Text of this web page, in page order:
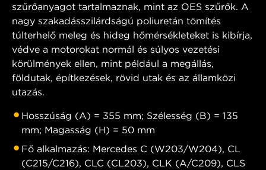
szűrőanyagot tartalmaznak, mint az OES szűrők. A
nagy szakadásszilárdságú poliuretán tömítés
túlterhelő meleg és hideg hőmérsékleteket is kibírja,
védve a motorokat normál és súlyos vezetési
körülmények ellen, mint például a megállás,
földutak, építkezések, rövid utak és az államközi
utazás.
Hosszúság (A) = 355 mm; Szélesség (B) = 135
mm; Magasság (H) = 50 mm
Fő alkalmazás: Mercedes C (W203/W204), CL
(C215/C216), CLC (CL203), CLK (A/C209), CLS